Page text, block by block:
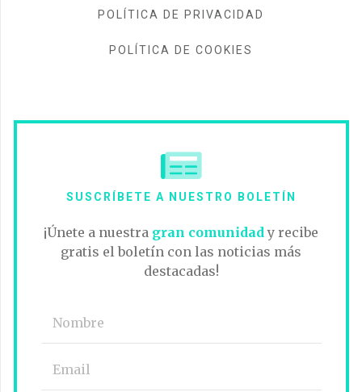
POLÍTICA DE PRIVACIDAD
POLÍTICA DE COOKIES
SUSCRÍBETE A NUESTRO BOLETÍN
¡Únete a nuestra gran comunidady recibe
gratis el boletín con las noticias más
destacadas!